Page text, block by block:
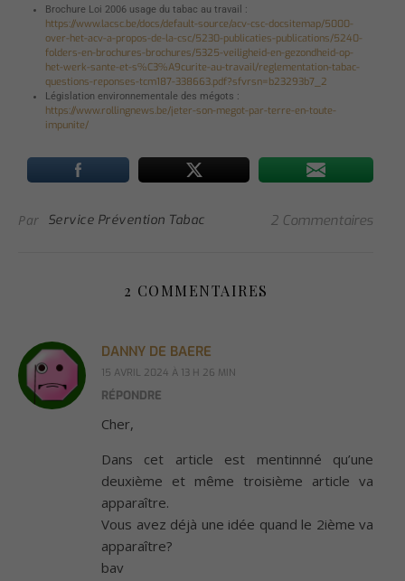
Brochure Loi 2006 usage du tabac au travail :
https://www.lacsc.be/docs/default-source/acv-csc-docsitemap/5000-
over-het-acv-a-propos-de-la-csc/5230-publicaties-publications/5240-
folders-en-brochures-brochures/5325-veiligheid-en-gezondheid-op-
het-werk-sante-et-s%C3%A9curite-au-travail/reglementation-tabac-
questions-reponses-tcm187-338663.pdf?sfvrsn=b23293b7_2
Législation environnementale des mégots :
https://www.rollingnews.be/jeter-son-megot-par-terre-en-toute-
impunite/
Par Service Prévention Tabac 2 Commentaires
2 COMMENTAIRES
DANNY DE BAERE
15 AVRIL 2024 À 13 H 26 MIN
RÉPONDRE
Cher,
Dans cet article est mentinnné qu’une
deuxième et même troisième article va
apparaître.
Vous avez déjà une idée quand le 2ième va
apparaître?
bav